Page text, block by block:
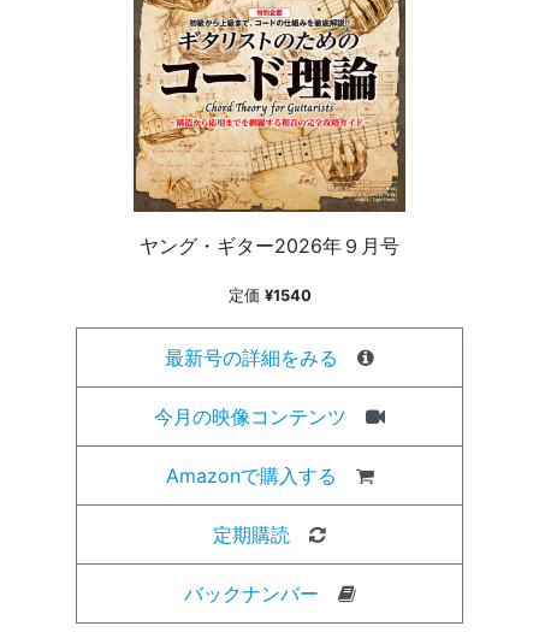
ヤング・ギター2026年９月号
定価 ¥1540
最新号の詳細をみる
今月の映像コンテンツ
Amazonで購入する
定期購読
バックナンバー